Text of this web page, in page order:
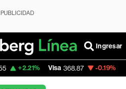
PUBLICIDAD
Ingresar
Visa 368.87 -0.19% MercadoLibre